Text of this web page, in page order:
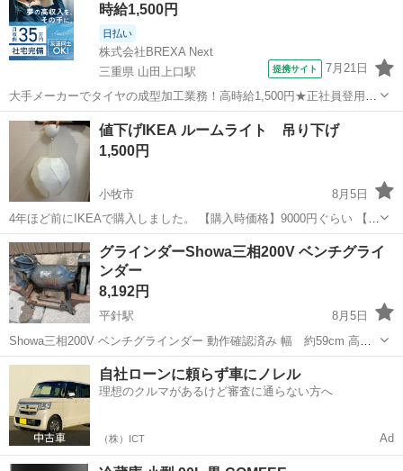
させてください...時給1,500円
日払い
株式会社BREXA Next
三重県 山田上口駅
提携サイト 7月21日
大手メーカーでタイヤの成型加工業務！高時給1,500円★正社員登用制
度あり！ワンルーム寮完備！マイカー通勤OK！無料駐車場あり！《三
重県伊勢市》 人気の工場のお仕事 ◇タイヤの製造◇ トラック・バ
ス・RV車用を中心とした...
三重 伊勢市 山田上口駅
値下げIKEA ルームライト 吊り下げ
1,500円
小牧市
8月5日
4年ほど前にIKEAで購入しました。 【購入時価格】9000円ぐらい 【サ
イズ】30センチくらいです 【傷などの状態】とくに目立った傷はあり
ません。 【アピールポイント】状態はいいのでまだまだ使えます！
【希望取引日時】...
愛知 小牧市 生活家電 ルームライト
グラインダーShowa三相200V ベンチグライ
ンダー
8,192円
平針駅
8月5日
Showa三相200V ベンチグラインダー 動作確認済み 幅 約59cm 高さ
約28cm 奥行約34cm 48kg
愛知 名古屋市 生活家電
自社ローンに頼らず車にノレル
理想のクルマがあるけど審査に通らない方へ
（株）ICT Ad